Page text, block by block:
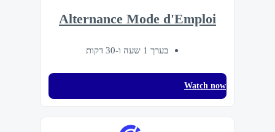
Alternance Mode d'Emploi
בערך 1 שעה ו-30 דקות
Watch now